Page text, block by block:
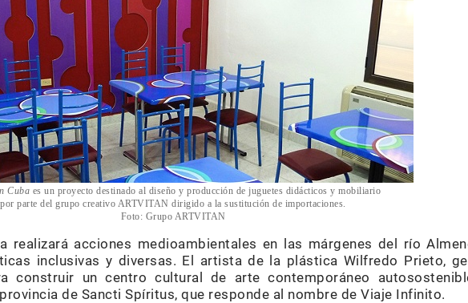
Cuba es un proyecto destinado al diseño y producción de juguetes didácticos y mobiliario
por parte del grupo creativo ARTVITAN dirigido a la sustitución de importaciones.
Foto: Grupo ARTVITAN
realizará acciones medioambientales en las márgenes del río
inclusivas y diversas. El artista de la plástica Wilfredo Prieto,
construir un centro cultural de arte contemporáneo
de Sancti Spíritus, que responde al nombre de Viaje Infinito.